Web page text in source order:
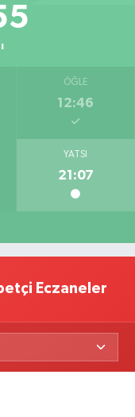
ÖĞLE
12:46
YATSI
21:07
Eczaneler